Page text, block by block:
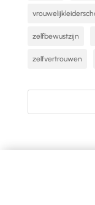
zelfbewustzijn
zelfvertrouwen